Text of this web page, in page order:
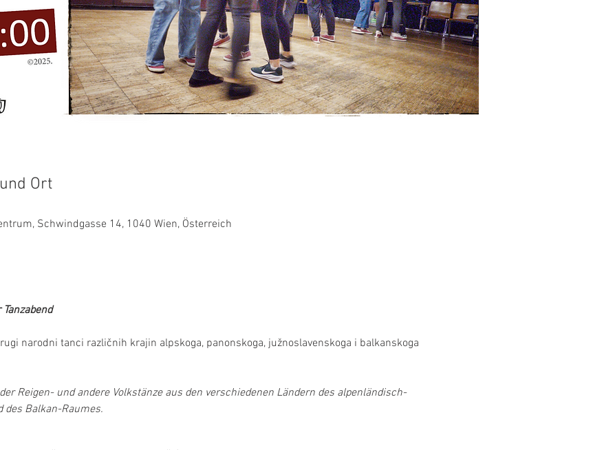
Ort
Schwindgasse 14, 1040 Wien, Österreich
narodni tanci različnih krajin alpskoga, panonskoga, južnoslavenskoga i balkanskoga
Reigen- und andere Volkstänze aus den verschiedenen Ländern des alpenländisch-
Balkan-Raumes.